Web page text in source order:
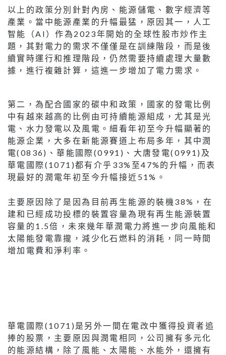
以上的政策分別針對內房、能源儲電、數字經濟等
產業。當中能源產業的升幅最猛，原因其一，人工
智能（AI）作為2023年開始的全球性股市炒作主
題，其對電力的需求不僅僅是在訓練階段，而是後
續實時運行和推理階段，仍然需要持續處理大量數
據，進行複雜計算，這進一步增加了電力需求。
第二，為配合國家的碳中和政策，國家的發電比例
中有越來越高的比例由可持續能源組成，尤其是光
電、水力發電以及風電。細看年初至今升幅顯著的
能源企業，大多在新能源賽道上布局多年，其中潤
電(0836)、華能國際(0991)、大唐發電(0991)及
華電國際(1071)都有介乎33%至47%的升幅，而表
現最好的潤電年初至今升幅接近51%。
主要原因除了是因為目前再生能源的裝機38%，在
建和已經成功投標的裝置容量為現有再生能源裝置
容量的1.5倍，未來幾年華潤電力將進一步向風能和
太陽能發電靠攏，減少化石燃料的消耗，同一時間
增加電費和淨利率。
華電國際(1071)是另外一間在電改中獲得投資者追
捧的股票，主要原因與潤電相同，公司擁有多元化
的能源結構，除了風能、太陽能、水能外，還擁有